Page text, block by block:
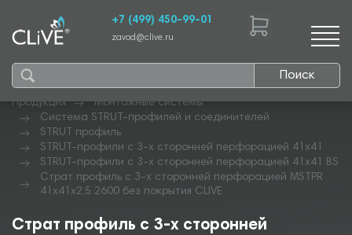
Поиск
+7 (499) 450-99-01
zavod@clive.ru
Продукция
Монтажные системы
Система STRUT-профилей и соединителей
STRUT профиль
STRUT-профили с 3-х сторонней перфорацией 41х41
STRUT-профили с 3-х сторонней перфорацией 41х41 BS
Страт профиль с 3-х сторонней перфорацией MSTPR
41х41х2,5 2600 без покрытия CLIVE
Страт профиль с 3-х сторонней